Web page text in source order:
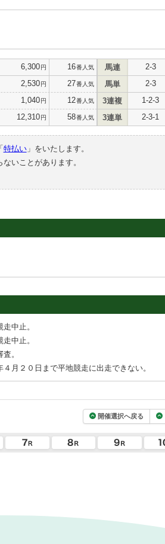
6,300円 16番人気
2,530円 27番人気
1,040円 12番人気
12,310円 58番人気
馬連 2-3
馬単 2-3
3連複 1-2-3
3連単 2-3-1
特払い」をいたします。
いことがあります。
中止。
中止。
。
月２０日まで平地競走に出走できない。
開催選択へ戻る